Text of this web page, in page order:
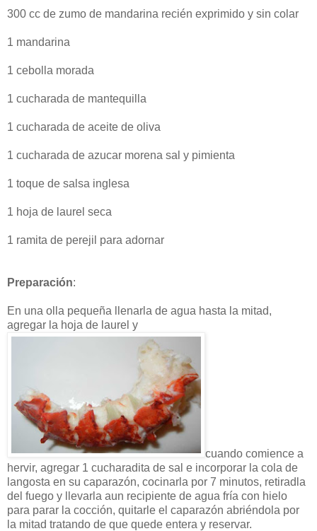
300 cc de zumo de mandarina recién exprimido y sin colar
1 mandarina
1 cebolla morada
1 cucharada de mantequilla
1 cucharada de aceite de oliva
1 cucharada de azucar morena sal y pimienta
1 toque de salsa inglesa
1 hoja de laurel seca
1 ramita de perejil para adornar
Preparación:
En una olla pequeña llenarla de agua hasta la mitad,
agregar la hoja de laurel y
cuando comience a
hervir, agregar 1 cucharadita de sal e incorporar la cola de
langosta en su caparazón, cocinarla por 7 minutos, retiradla
del fuego y llevarla aun recipiente de agua fría con hielo
para parar la cocción, quitarle el caparazón abriéndola por
la mitad tratando de que quede entera y reservar.